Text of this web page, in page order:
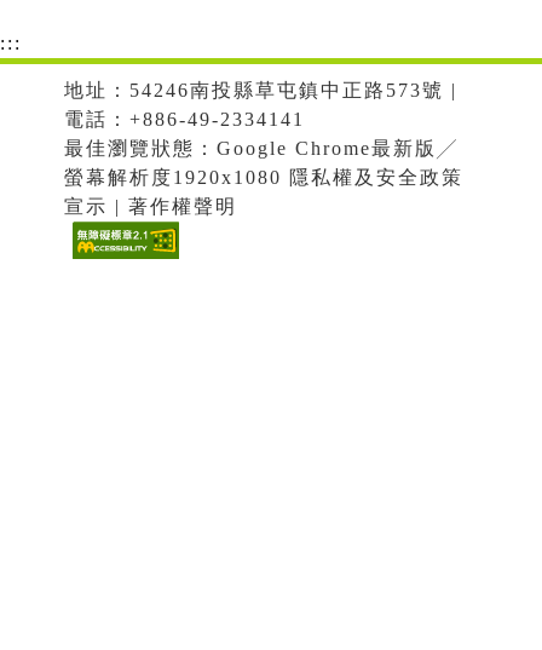
:::
地址：54246南投縣草屯鎮中正路573號 |
電話：+886-49-2334141
最佳瀏覽狀態：Google Chrome最新版╱
螢幕解析度1920x1080 隱私權及安全政策
宣示 | 著作權聲明